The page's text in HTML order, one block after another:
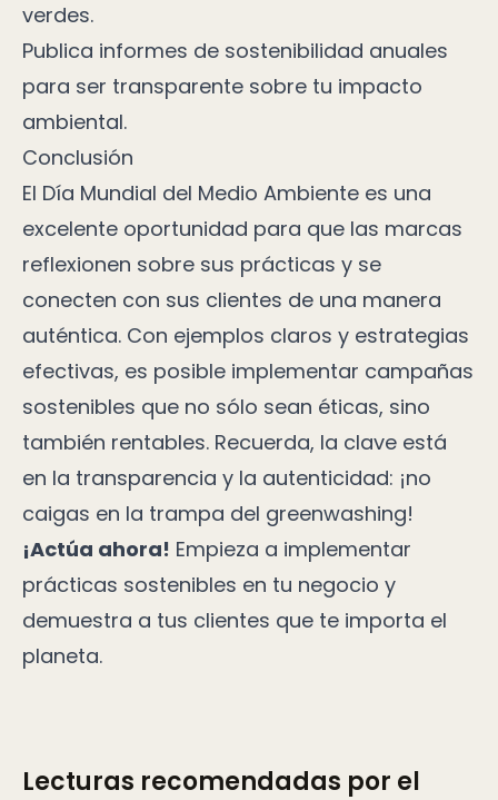
verdes.
Publica informes de sostenibilidad anuales
para ser transparente sobre tu impacto
ambiental.
Conclusión
El Día Mundial del Medio Ambiente es una
excelente oportunidad para que las marcas
reflexionen sobre sus prácticas y se
conecten con sus clientes de una manera
auténtica. Con ejemplos claros y estrategias
efectivas, es posible implementar campañas
sostenibles que no sólo sean éticas, sino
también rentables. Recuerda, la clave está
en la transparencia y la autenticidad: ¡no
caigas en la trampa del greenwashing!
¡Actúa ahora! Empieza a implementar
prácticas sostenibles en tu negocio y
demuestra a tus clientes que te importa el
planeta.
Lecturas recomendadas por el